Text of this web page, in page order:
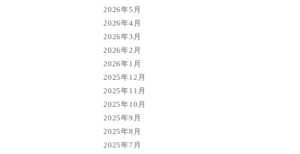
2026年5月
2026年4月
2026年3月
2026年2月
2026年1月
2025年12月
2025年11月
2025年10月
2025年9月
2025年8月
2025年7月